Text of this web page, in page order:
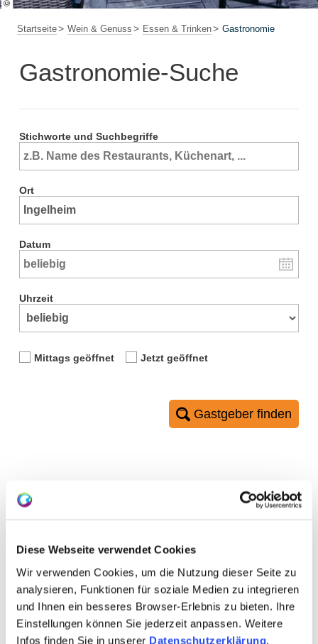
Diese Webseite verwendet Cookies
Wir verwenden Cookies, um die Nutzung dieser Seite zu
analysieren, Funktionen für soziale Medien zu integrieren
und Ihnen ein besseres Browser-Erlebnis zu bieten. Ihre
Einstellungen können Sie jederzeit anpassen. Weitere
Infos finden Sie in unserer Datenschutzerklärung.
Startseite Wein & Genuss Essen & Trinken Gastronomie
Gastronomie-Suche
Stichworte und Suchbegriffe
Ort
Datum
Uhrzeit
Mittags geöffnet Jetzt geöffnet
Gastgeber finden
0 Treffer
Artikel alphabetisch filtern:
A B C D E F G H I J K
L M N O P Q R S T U V